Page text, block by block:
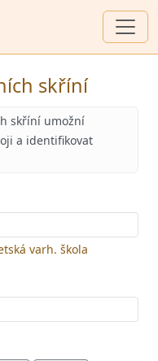
skříní
skříní umožní
a identifikovat
varh. škola